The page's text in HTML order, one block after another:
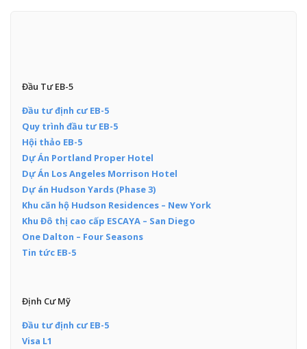
Đầu Tư EB-5
Đầu tư định cư EB-5
Quy trình đầu tư EB-5
Hội thảo EB-5
Dự Án Portland Proper Hotel
Dự Án Los Angeles Morrison Hotel
Dự án Hudson Yards (Phase 3)
Khu căn hộ Hudson Residences – New York
Khu Đô thị cao cấp ESCAYA – San Diego
One Dalton – Four Seasons
Tin tức EB-5
Định Cư Mỹ
Đầu tư định cư EB-5
Visa L1